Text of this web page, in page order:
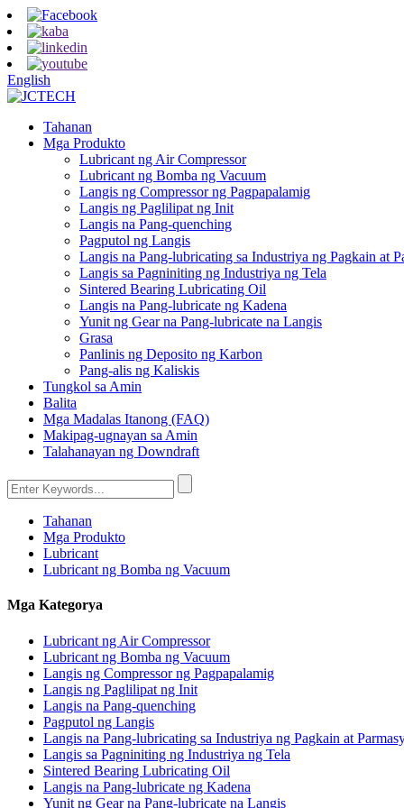
English
Tahanan
Mga Produkto
Lubricant ng Air Compressor
Lubricant ng Bomba ng Vacuum
Langis ng Compressor ng Pagpapalamig
Langis ng Paglilipat ng Init
Langis na Pang-quenching
Pagputol ng Langis
Langis na Pang-lubricating sa Industriya ng Pagkain at
Langis sa Pagniniting ng Industriya ng Tela
Sintered Bearing Lubricating Oil
Langis na Pang-lubricate ng Kadena
Yunit ng Gear na Pang-lubricate na Langis
Grasa
Panlinis ng Deposito ng Karbon
Pang-alis ng Kaliskis
Tungkol sa Amin
Balita
Mga Madalas Itanong (FAQ)
Makipag-ugnayan sa Amin
Talahanayan ng Downdraft
Tahanan
Mga Produkto
Lubricant
Lubricant ng Bomba ng Vacuum
Mga Kategorya
Lubricant ng Air Compressor
Lubricant ng Bomba ng Vacuum
Langis ng Compressor ng Pagpapalamig
Langis ng Paglilipat ng Init
Langis na Pang-quenching
Pagputol ng Langis
Langis na Pang-lubricating sa Industriya ng Pagkain at
Langis sa Pagniniting ng Industriya ng Tela
Sintered Bearing Lubricating Oil
Langis na Pang-lubricate ng Kadena
Yunit ng Gear na Pang-lubricate na Langis